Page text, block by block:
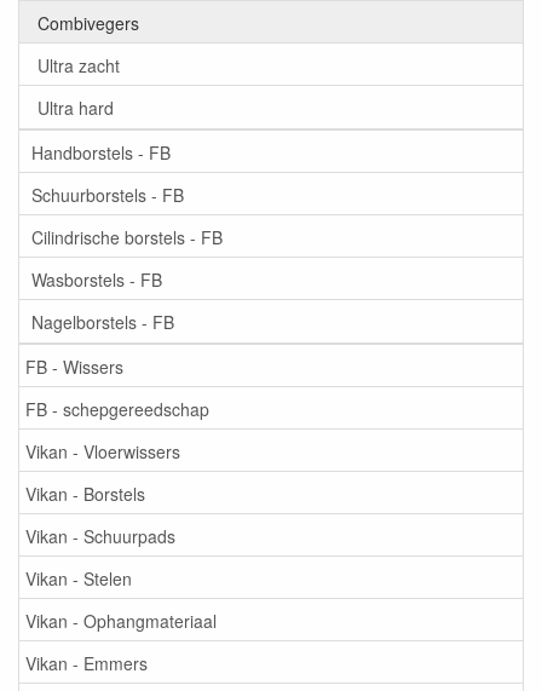
Combivegers
Ultra zacht
Ultra hard
Handborstels - FB
Schuurborstels - FB
Cilindrische borstels - FB
Wasborstels - FB
Nagelborstels - FB
FB - Wissers
FB - schepgereedschap
Vikan - Vloerwissers
Vikan - Borstels
Vikan - Schuurpads
Vikan - Stelen
Vikan - Ophangmateriaal
Vikan - Emmers